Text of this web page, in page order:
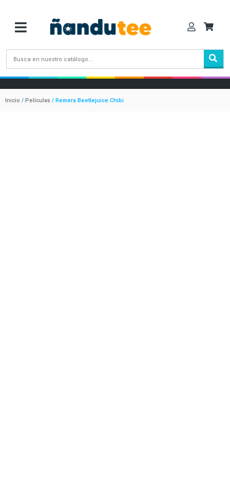
Inicio / Películas / Remera Beetlejuice Chibi